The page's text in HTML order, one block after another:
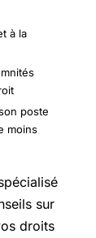
à la
poste
moins
sur
droits